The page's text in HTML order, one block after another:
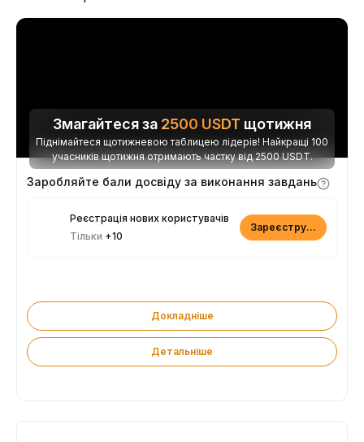
Змагайтеся за 2500 USDT щотижня
Піднімайтеся щотижневою таблицею лідерів! Найкращі 100
учасників щотижня отримають частку від 2500 USDT.
Заробляйте бали досвіду за виконання завдань
Реєстрація нових користувачів
Тільки +10
Зареєструватися
Докладніше
Детальніше